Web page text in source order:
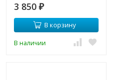
3 850 ₽
В корзину
В наличии